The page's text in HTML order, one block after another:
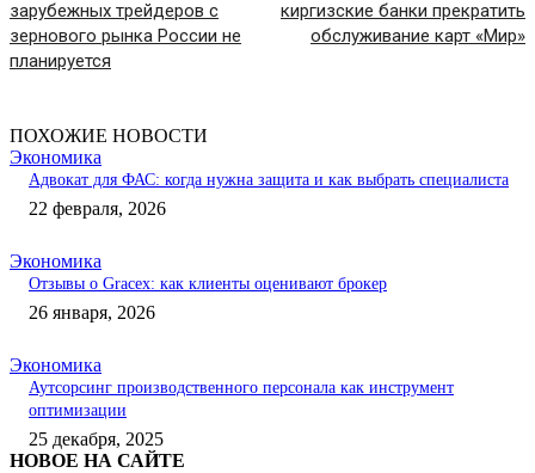
зарубежных трейдеров с
зернового рынка России не
планируется
киргизские банки прекратить
обслуживание карт «Мир»
ПОХОЖИЕ НОВОСТИ
Экономика
Адвокат для ФАС: когда нужна защита и как выбрать специалиста
22 февраля, 2026
Экономика
Отзывы о Gracex: как клиенты оценивают брокер
26 января, 2026
Экономика
Аутсорсинг производственного персонала как инструмент
оптимизации
25 декабря, 2025
НОВОЕ НА САЙТЕ